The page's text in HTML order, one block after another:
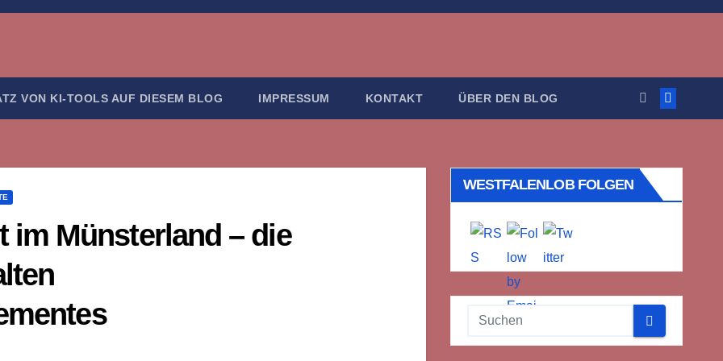
VON KI-TOOLS AUF DIESEM BLOG IMPRESSUM KONTAKT ÜBER DEN BLOG
im Münsterland – die
WESTFALENLOB FOLGEN